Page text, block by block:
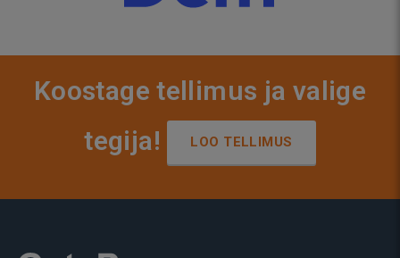
Koostage tellimus ja valige
tegija!
LOO TELLIMUS